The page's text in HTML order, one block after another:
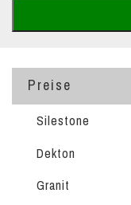
Preise
Silestone
Dekton
Granit